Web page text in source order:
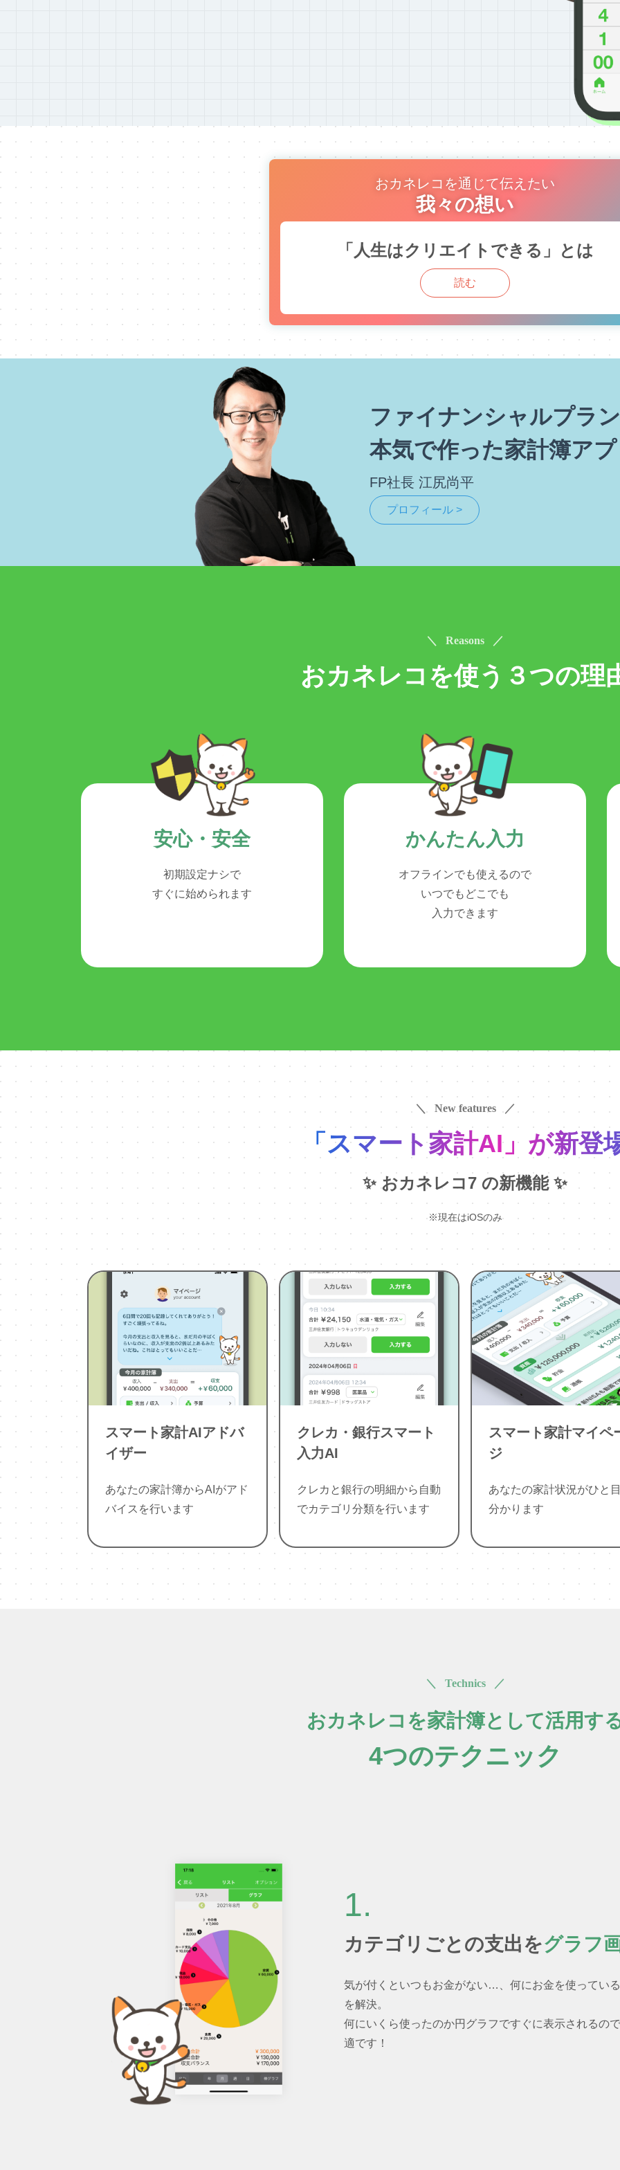
おカネレコを通じて伝えたい
我々の想い
「人生はクリエイトできる」とは
読む
ファイナンシャルプラ
本気で作った家計簿ア
FP社長 江尻尚平
プロフィール >
＼ Reasons ／
おカネレコを使う ３つの理
安心・安全
初期設定ナシで
すぐに始められます
かんたん入力
オフラインでも使えるので
いつでもどこでも
入力できます
＼ New features ／
「スマート家計AI」が新登
✨ おカネレコ7 の新機能 ✨
※現在はiOSのみ
スマート家計AIアドバ
イザー
あなたの家計簿からAIがアド
バイスを行います
クレカ・銀行スマート
入力AI
クレカと銀行の明細から自動
でカテゴリ分類を行います
スマート家計マイペ
ジ
あなたの家計状況がひと
分かります
＼ Technics ／
おカネレコを家計簿として活用す
4つのテクニック
1.
カテゴリごとの支出をグラフ
気が付くといつもお金がない…、何にお金を使ってい
を解決。
何にいくら使ったのか円グラフですぐに表示されるの
適です！